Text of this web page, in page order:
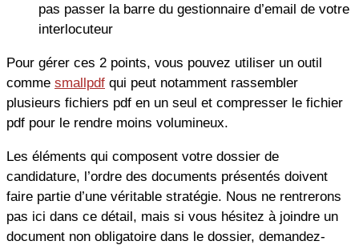
pas passer la barre du gestionnaire d’email de votre
interlocuteur
Pour gérer ces 2 points, vous pouvez utiliser un outil
comme smallpdf qui peut notamment rassembler
plusieurs fichiers pdf en un seul et compresser le fichier
pdf pour le rendre moins volumineux.
Les éléments qui composent votre dossier de
candidature, l’ordre des documents présentés doivent
faire partie d’une véritable stratégie. Nous ne rentrerons
pas ici dans ce détail, mais si vous hésitez à joindre un
document non obligatoire dans le dossier, demandez-